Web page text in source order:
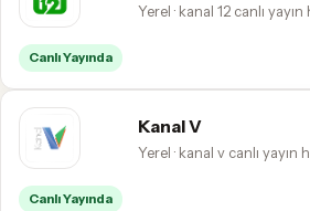
Yerel · kanal 12 canlı
Canlı Yayında
Kanal V
Yerel · kanal v canlı yayın
Canlı Yayında